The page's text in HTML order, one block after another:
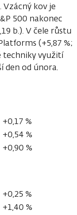
Vzácný kov je
500 nakonec
b.). V čele růstu
(+5,87 %;
techniky využití
den od února.
+0,17 %
+0,54 %
+0,90 %
+0,25 %
+1,40 %